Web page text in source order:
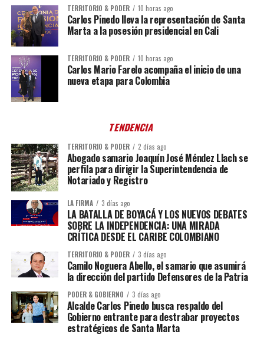
TERRITORIO & PODER 10 horas ago
Carlos Pinedo lleva la representación de Santa
Marta a la posesión presidencial en Cali
TERRITORIO & PODER 10 horas ago
Carlos Mario Farelo acompaña el inicio de una
nueva etapa para Colombia
TENDENCIA
TERRITORIO & PODER 2 días ago
Abogado samario Joaquín José Méndez Llach se
perfila para dirigir la Superintendencia de
Notariado y Registro
LA FIRMA 3 días ago
LA BATALLA DE BOYACÁ Y LOS NUEVOS DEBATES
SOBRE LA INDEPENDENCIA: UNA MIRADA
CRÍTICA DESDE EL CARIBE COLOMBIANO
TERRITORIO & PODER 3 días ago
Camilo Noguera Abello, el samario que asumirá
la dirección del partido Defensores de la Patria
PODER & GOBIERNO 3 días ago
Alcalde Carlos Pinedo busca respaldo del
Gobierno entrante para destrabar proyectos
estratégicos de Santa Marta